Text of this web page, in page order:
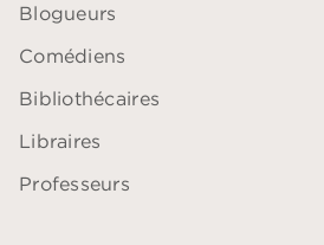
Blogueurs
Comédiens
Bibliothécaires
Libraires
Professeurs